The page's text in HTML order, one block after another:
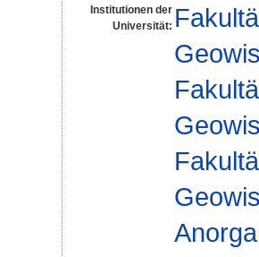
Institutionen der
Universität: